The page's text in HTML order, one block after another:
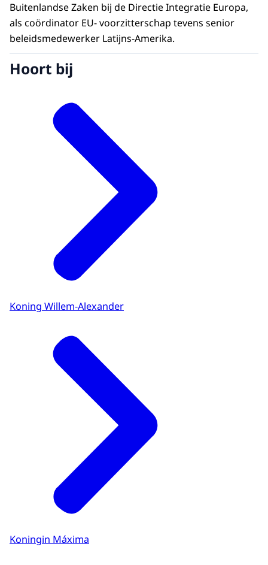
Buitenlandse Zaken bij de Directie Integratie Europa,
als coördinator EU- voorzitterschap tevens senior
beleidsmedewerker Latijns-Amerika.
Hoort bij
Koning Willem-Alexander
Koningin Máxima